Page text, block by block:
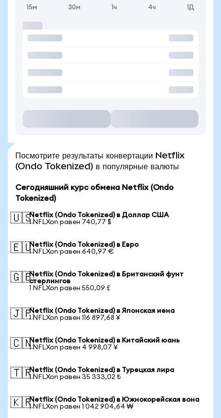
15м 30м 1ч 4ч 1Д
Посмотрите результаты конвертации Netflix
(Ondo Tokenized) в популярные валюты
Сегодняшний курс обмена Netflix (Ondo
Tokenized)
🇺🇸Netflix (Ondo Tokenized) в Доллар США
1 NFLXon равен 740,77 $
🇪🇺Netflix (Ondo Tokenized) в Евро
1 NFLXon равен 640,97 €
🇬🇧Netflix (Ondo Tokenized) в Британский фунт
стерлингов
1 NFLXon равен 550,09 £
🇯🇵Netflix (Ondo Tokenized) в Японская иена
1 NFLXon равен 116 897,68 ¥
🇨🇳Netflix (Ondo Tokenized) в Китайский юань
1 NFLXon равен 4 998,07 ¥
🇹🇷Netflix (Ondo Tokenized) в Турецкая лира
1 NFLXon равен 35 333,02 ₺
🇰🇷Netflix (Ondo Tokenized) в Южнокорейская вона
1 NFLXon равен 1 042 904,64 ₩